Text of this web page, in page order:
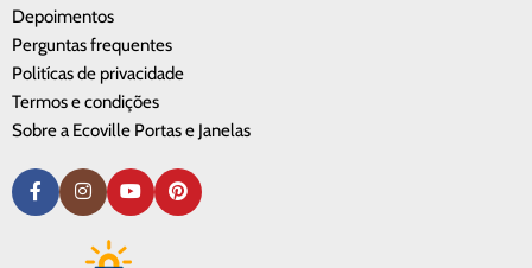
Depoimentos
Perguntas frequentes
Politícas de privacidade
Termos e condições
Sobre a Ecoville Portas e Janelas